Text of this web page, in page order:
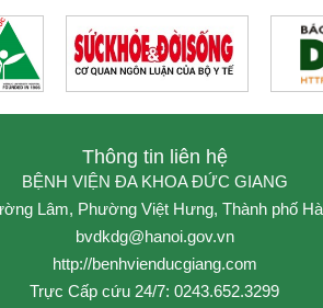
“GIA
TIÊU
2026
31/07/
Thông tin liên hệ
BỆNH VIỆN ĐA KHOA ĐỨC GIANG
Lâm, Phường Việt Hưng, Thành phố
bvdkdg@hanoi.gov.vn
http://benhvienducgiang.com
Trực Cấp cứu 24/7: 0243.652.3299